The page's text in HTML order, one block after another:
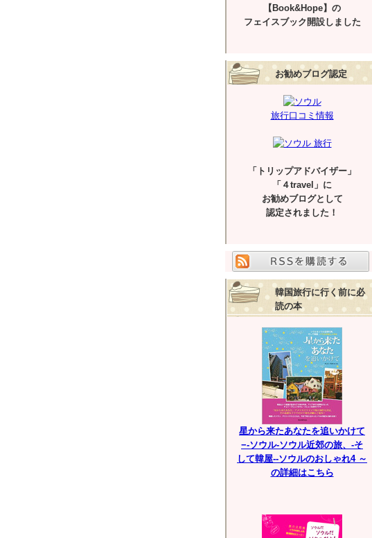
【Book&Hope】の
フェイスブック開設しました
お勧めブログ認定
旅行口コミ情報
「トリップアドバイザー」
「４travel」に
お勧めブログとして
認定されました！
韓国旅行に行く前に必
読の本
星から来たあなたを追いかけて
−-ソウル-ソウル近郊の旅、-そ
して韓屋--ソウルのおしゃれ4 ～
の詳細はこちら